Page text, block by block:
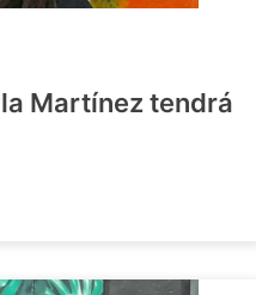
Martínez tendrá